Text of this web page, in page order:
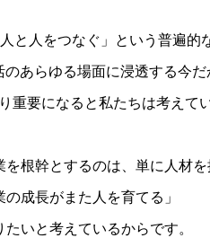
と人をつなぐ」という普遍的
あらゆる場面に浸透する今
重要になると私たちは考えて
根幹とするのは、単に人材を
成長がまた人を育てる」
いと考えているからです。